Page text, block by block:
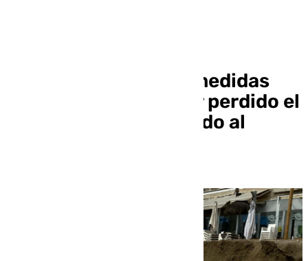
Marbella demanda «medidas
urgentes» tras haber perdido el
20% de su arena debido al